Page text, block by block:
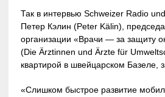
Так в интервью Schweizer Radio
Петер Кэлин (Peter Kälin),
организации «Врачи — за защиту
(Die Ärztinnen und Ärzte für
квартирой в швейцарском Базеле,
«Слишком быстрое развитие